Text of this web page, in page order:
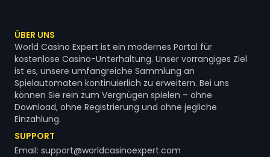
ÜBER UNS
World Casino Expert ist ein modernes Portal für
kostenlose Casino-Unterhaltung. Unser vorrangiges Ziel
ist es, unsere umfangreiche Sammlung an
Spielautomaten kontinuierlich zu erweitern. Bei uns
können Sie rein zum Vergnügen spielen – ohne
Download, ohne Registrierung und ohne jegliche
Einzahlung.
SUPPORT
Email: support@worldcasinoexpert.com